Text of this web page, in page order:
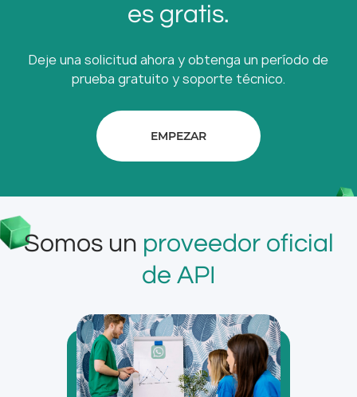
es gratis.
Deje una solicitud ahora y obtenga un período de
prueba gratuito y soporte técnico.
EMPEZAR
Somos un proveedor oficial
de API